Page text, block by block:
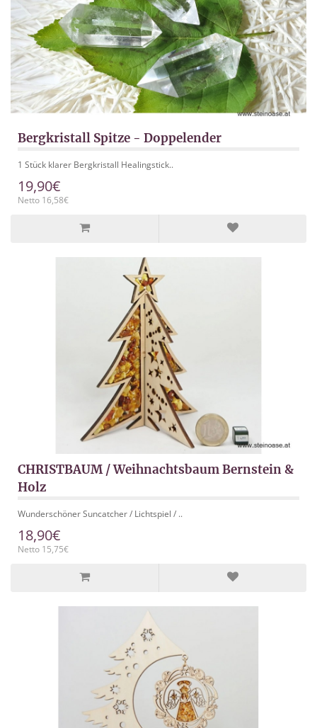
Bergkristall Spitze - Doppelender
1 Stück klarer Bergkristall Healingstick..
19,90€
Netto 16,58€
CHRISTBAUM / Weihnachtsbaum Bernstein &
Holz
Wunderschöner Suncatcher / Lichtspiel / ..
18,90€
Netto 15,75€